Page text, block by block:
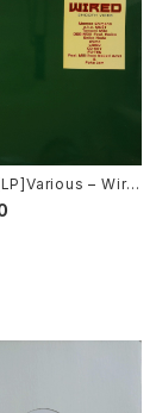
– Wire
Vibes) [DNA]